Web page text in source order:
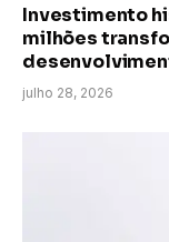
Investimento
milhões
julho 28, 2026